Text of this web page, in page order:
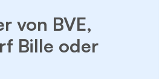
von BVE,
Bille oder